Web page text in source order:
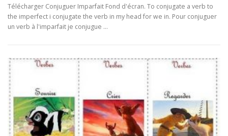
Télécharger Conjuguer Imparfait Fond d'écran. To conjugate a verb to
the imperfect i conjugate the verb in my head for we in. Pour conjuguer
un verb à l'imparfait je conjugue …